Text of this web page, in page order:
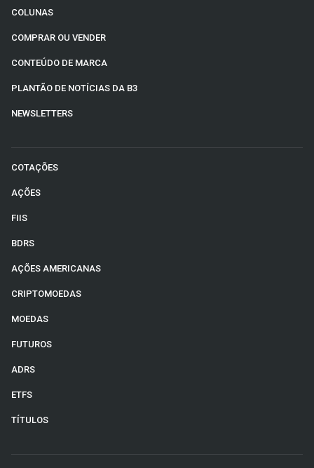
COLUNAS
COMPRAR OU VENDER
CONTEÚDO DE MARCA
PLANTÃO DE NOTÍCIAS DA B3
NEWSLETTERS
COTAÇÕES
AÇÕES
FIIS
BDRS
AÇÕES AMERICANAS
CRIPTOMOEDAS
MOEDAS
FUTUROS
ADRS
ETFS
TÍTULOS